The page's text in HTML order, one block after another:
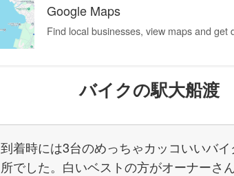
Google Maps
Find local businesses, view maps and get
バイクの駅大船渡
到着時には3台のめっちゃカッコいいバ
所でした。白いベストの方がオーナーさん